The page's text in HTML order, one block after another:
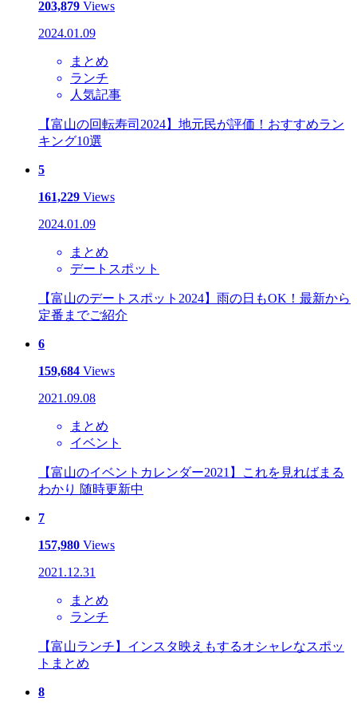
203,879 Views
2024.01.09
まとめ
ランチ
人気記事
【富山の回転寿司2024】地元民が評価！おすすめラン
キング10選
5
161,229 Views
2024.01.09
まとめ
デートスポット
【富山のデートスポット2024】雨の日もOK！最新から
定番までご紹介
6
159,684 Views
2021.09.08
まとめ
イベント
【富山のイベントカレンダー2021】これを見ればまる
わかり 随時更新中
7
157,980 Views
2021.12.31
まとめ
ランチ
【富山ランチ】インスタ映えもするオシャレなスポッ
トまとめ
8